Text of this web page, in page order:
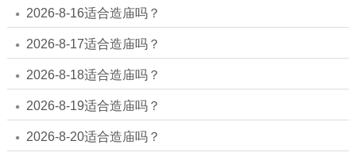
2026-8-16适合造庙吗？
2026-8-17适合造庙吗？
2026-8-18适合造庙吗？
2026-8-19适合造庙吗？
2026-8-20适合造庙吗？